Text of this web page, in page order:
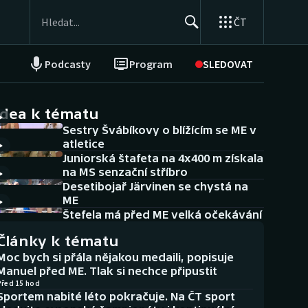
ČT
Podcasty Program SLEDOVAT
NEPŘEHLÉDNĚTE
Historické návraty
Aplikace ČT sport
AZ kvíz
k tématu
Sestry Švábíkovy o blížícím se ME v
atletice
Juniorská štafeta na 4x400 m získala
na MS senzační stříbro
Desetibojař Järvinen se chystá na
ME
Štefela má před ME velká očekávání
k tématu
bych si přála nějakou medaili, popisuje
před ME. Tlak si nechce připustit
15 hod
nabité léto pokračuje. Na ČT sport